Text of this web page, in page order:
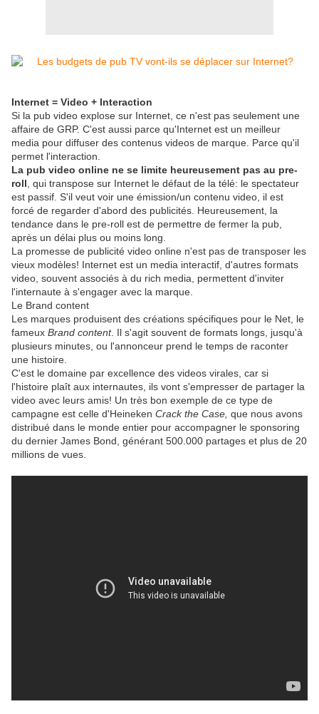
Internet = Video + Interaction
Si la pub video explose sur Internet, ce n'est pas seulement une
affaire de GRP. C'est aussi parce qu'Internet est un meilleur
media pour diffuser des contenus videos de marque. Parce qu'il
permet l'interaction.
La pub video online ne se limite heureusement pas au pre-
roll , qui transpose sur Internet le défaut de la télé: le spectateur
est passif. S'il veut voir une émission/un contenu video, il est
forcé de regarder d'abord des publicités. Heureusement, la
tendance dans le pre-roll est de permettre de fermer la pub,
après un délai plus ou moins long.
La promesse de publicité video online n'est pas de transposer les
vieux modèles! Internet est un media interactif, d'autres formats
video, souvent associés à du rich media, permettent d'inviter
l'internaute à s'engager avec la marque.
Le Brand content
Les marques produisent des créations spécifiques pour le Net, le
fameux Brand content. Il s'agit souvent de formats longs, jusqu'à
plusieurs minutes, ou l'annonceur prend le temps de raconter
une histoire.
C'est le domaine par excellence des videos virales, car si
l'histoire plaît aux internautes, ils vont s'empresser de partager la
video avec leurs amis! Un très bon exemple de ce type de
campagne est celle d'Heineken Crack the Case, que nous avons
distribué dans le monde entier pour accompagner le sponsoring
du dernier James Bond, générant 500.000 partages et plus de 20
millions de vues.